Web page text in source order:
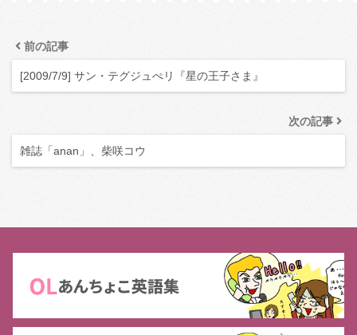
前の記事
[2009/7/9] サン・テグジュぺリ『星の王子さま』
次の記事
雑誌「anan」、柴咲コウ